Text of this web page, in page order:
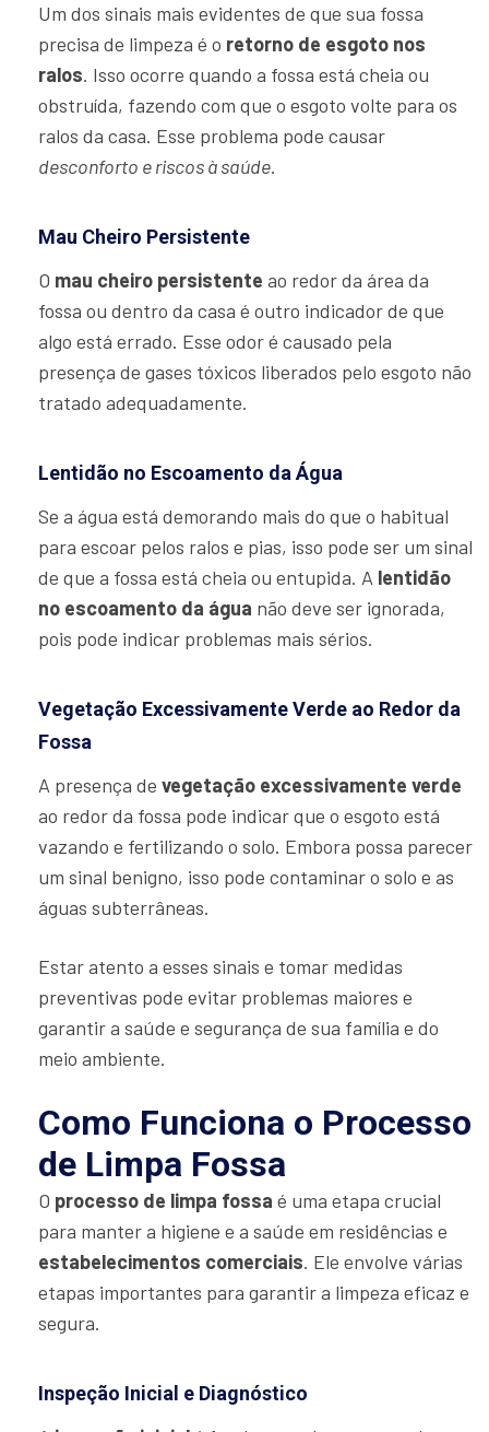
Um dos sinais mais evidentes de que sua fossa
precisa de limpeza é o retorno de esgoto nos
ralos. Isso ocorre quando a fossa está cheia ou
obstruída, fazendo com que o esgoto volte para os
ralos da casa. Esse problema pode causar
desconforto e riscos à saúde.
Mau Cheiro Persistente
O mau cheiro persistente ao redor da área da
fossa ou dentro da casa é outro indicador de que
algo está errado. Esse odor é causado pela
presença de gases tóxicos liberados pelo esgoto não
tratado adequadamente.
Lentidão no Escoamento da Água
Se a água está demorando mais do que o habitual
para escoar pelos ralos e pias, isso pode ser um sinal
de que a fossa está cheia ou entupida. A lentidão
no escoamento da água não deve ser ignorada,
pois pode indicar problemas mais sérios.
Vegetação Excessivamente Verde ao Redor da
Fossa
A presença de vegetação excessivamente verde
ao redor da fossa pode indicar que o esgoto está
vazando e fertilizando o solo. Embora possa parecer
um sinal benigno, isso pode contaminar o solo e as
águas subterrâneas.
Estar atento a esses sinais e tomar medidas
preventivas pode evitar problemas maiores e
garantir a saúde e segurança de sua família e do
meio ambiente.
Como Funciona o Processo
de Limpa Fossa
O processo de limpa fossa é uma etapa crucial
para manter a higiene e a saúde em residências e
estabelecimentos comerciais. Ele envolve várias
etapas importantes para garantir a limpeza eficaz e
segura.
Inspeção Inicial e Diagnóstico